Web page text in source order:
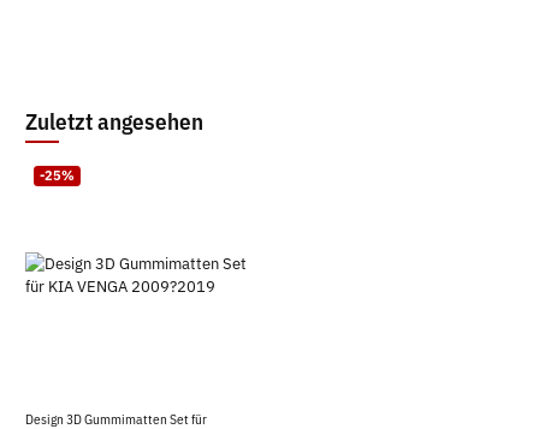
Zuletzt angesehen
-25%
Design 3D Gummimatten Set für